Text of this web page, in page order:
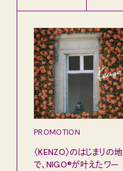
PROMOTION
〈KENZO〉のはじまりの地
で、NIGO®が叶えたワー